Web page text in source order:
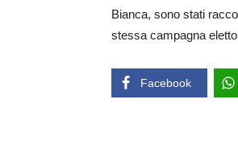
Bianca, sono stati
stessa campagna
Facebook